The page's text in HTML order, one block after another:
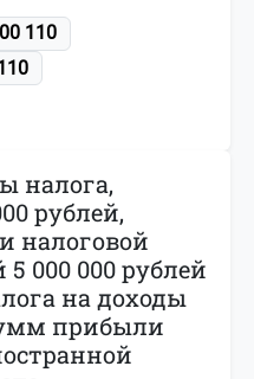
110
налога,
рублей,
налоговой
000 000 рублей
на доходы
прибыли